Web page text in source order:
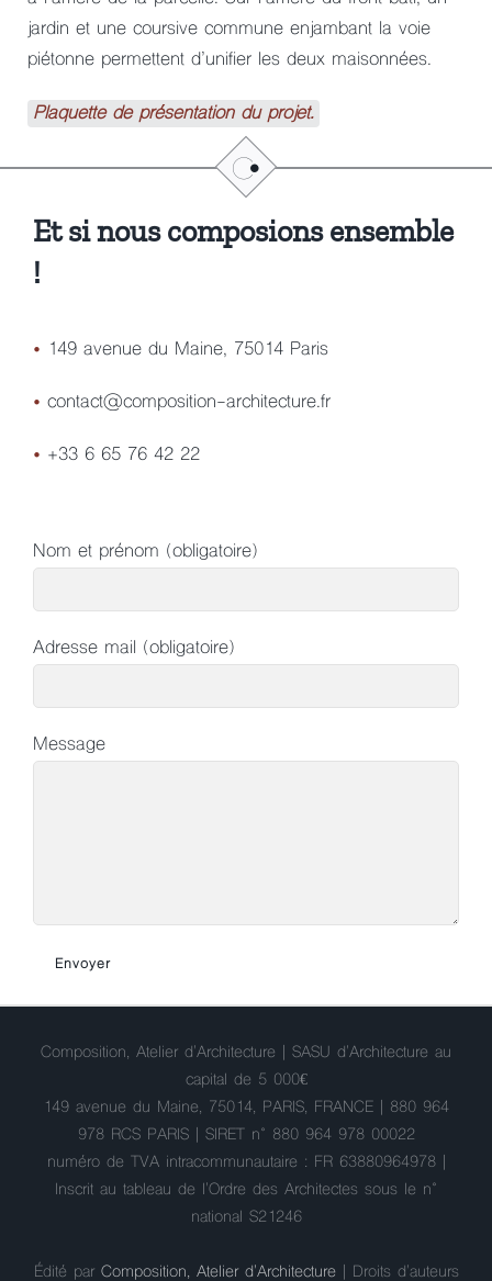
jardin et une coursive commune enjambant la voie
piétonne permettent d’unifier les deux maisonnées.
Plaquette de présentation du projet.
Et si nous composions ensemble
!
• 149 avenue du Maine, 75014 Paris
• contact@composition-architecture.fr
• +33 6 65 76 42 22
Nom et prénom (obligatoire)
Adresse mail (obligatoire)
Message
Composition, Atelier d'Architecture | SASU d'Architecture au
capital de 5 000€
149 avenue du Maine, 75014, PARIS, FRANCE | 880 964
978 RCS PARIS | SIRET n° 880 964 978 00022
numéro de TVA intracommunautaire : FR 63880964978 |
Inscrit au tableau de l'Ordre des Architectes sous le n°
national S21246
Édité par Composition, Atelier d'Architecture| Droits d'auteurs